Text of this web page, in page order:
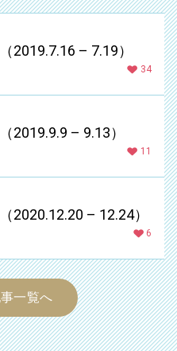
2019.7.16 – 7.19）
34
2019.9.9 – 9.13）
11
2020.12.20 – 12.24）
6
一覧へ